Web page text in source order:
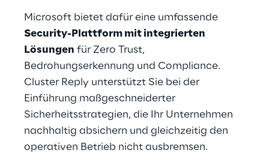
Microsoft bietet dafür eine umfassende
Security-Plattform mit integrierten
Lösungen für Zero Trust,
Bedrohungserkennung und Compliance.
Cluster Reply unterstützt Sie bei der
Einführung maßgeschneiderter
Sicherheitsstrategien, die Ihr Unternehmen
nachhaltig absichern und gleichzeitig den
operativen Betrieb nicht ausbremsen.